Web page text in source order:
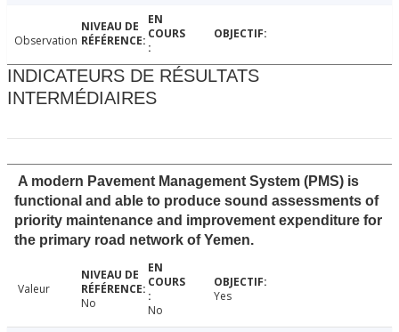
Observation
INDICATEURS DE RÉSULTATS
INTERMÉDIAIRES
A modern Pavement Management System (PMS) is
functional and able to produce sound assessments of
priority maintenance and improvement expenditure for
the primary road network of Yemen.
Valeur
No
No
Yes